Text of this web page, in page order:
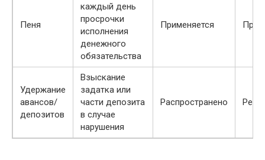
Пеня
каждый день
просрочки
исполнения
денежного
обязательства
Применяется
Удержание
авансов/
депозитов
Взыскание
задатка или
части депозита
в случае
нарушения
Распространено